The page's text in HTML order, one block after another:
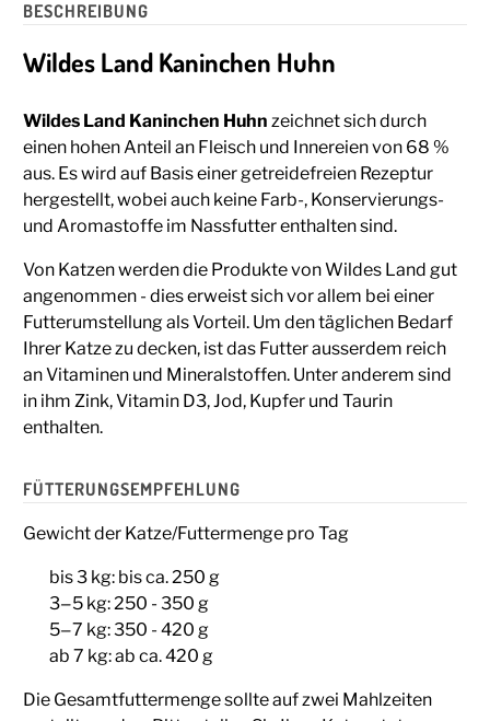
BESCHREIBUNG
Wildes Land Kaninchen Huhn
Wildes Land Kaninchen Huhn zeichnet sich durch
einen hohen Anteil an Fleisch und Innereien von 68 %
aus. Es wird auf Basis einer getreidefreien Rezeptur
hergestellt, wobei auch keine Farb-, Konservierungs-
und Aromastoffe im Nassfutter enthalten sind.
Von Katzen werden die Produkte von Wildes Land gut
angenommen - dies erweist sich vor allem bei einer
Futterumstellung als Vorteil. Um den täglichen Bedarf
Ihrer Katze zu decken, ist das Futter ausserdem reich
an Vitaminen und Mineralstoffen. Unter anderem sind
in ihm Zink, Vitamin D3, Jod, Kupfer und Taurin
enthalten.
FÜTTERUNGSEMPFEHLUNG
Gewicht der Katze/Futtermenge pro Tag
bis 3 kg: bis ca. 250 g
3‒5 kg: 250 - 350 g
5‒7 kg: 350 - 420 g
ab 7 kg: ab ca. 420 g
Die Gesamt­futter­menge sollte auf zwei Mahlzeiten